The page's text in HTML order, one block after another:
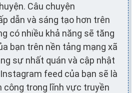
Câu chuyện
dẫn và sáng tạo hơn trên
có nhiều khả năng sẽ tăng
bạn trên nền tảng mạng xã
sự nhất quán và cập nhật
feed của bạn sẽ là
công trong lĩnh vực truyền